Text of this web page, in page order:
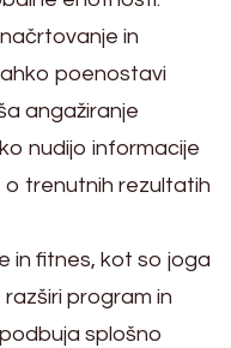
in
poenostavi
angažiranje
nudijo informacije
o trenutnih rezultatih
in fitnes, kot so joga
program in
splošno